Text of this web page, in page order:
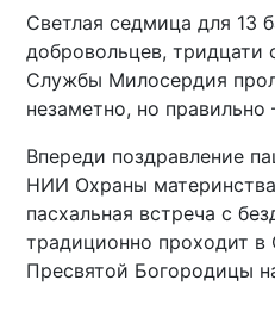
Светлая седмица для 13
добровольцев, тридцати
Службы Милосердия
незаметно, но
Впереди поздравление
НИИ Охраны
пасхальная встреча с
традиционно проходит в
Пресвятой Богородицы